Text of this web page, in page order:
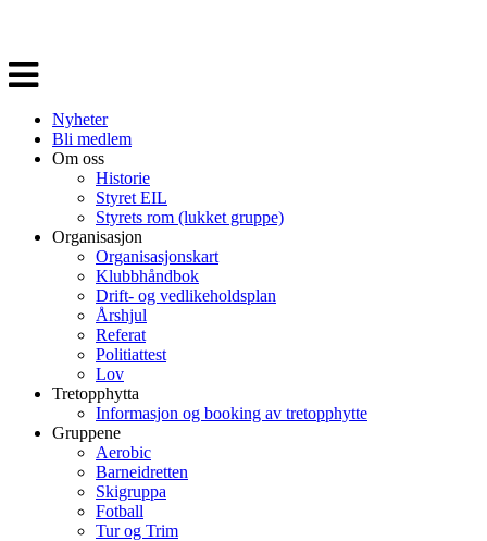
Veksle
navigasjon
Nyheter
Bli medlem
Om oss
Historie
Styret EIL
Styrets rom (lukket gruppe)
Organisasjon
Organisasjonskart
Klubbhåndbok
Drift- og vedlikeholdsplan
Årshjul
Referat
Politiattest
Lov
Tretopphytta
Informasjon og booking av tretopphytte
Gruppene
Aerobic
Barneidretten
Skigruppa
Fotball
Tur og Trim